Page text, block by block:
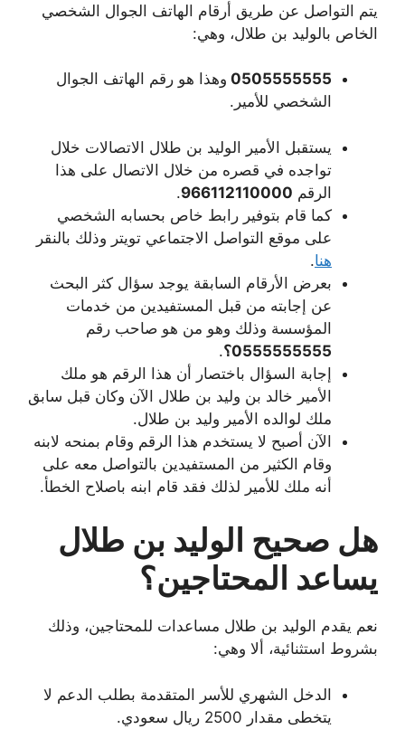
يتم التواصل عن طريق أرقام الهاتف الجوال الشخصي
الخاص بالوليد بن طلال، وهي:
0505555555 وهذا هو رقم الهاتف الجوال
الشخصي للأمير.
يستقبل الأمير الوليد بن طلال الاتصالات خلال
تواجده في قصره من خلال الاتصال على هذا
الرقم 966112110000
.
كما قام بتوفير رابط خاص بحسابه الشخصي
على موقع التواصل الاجتماعي تويتر وذلك بالنقر
هنا.
بعرض الأرقام السابقة يوجد سؤال كثر البحث
عن إجابته من قبل المستفيدين من خدمات
المؤسسة وذلك وهو من هو صاحب رقم
0555555555؟ .
إجابة السؤال باختصار أن هذا الرقم هو ملك
الأمير خالد بن وليد بن طلال الآن وكان قبل سابق
ملك لوالده الأمير وليد بن طلال.
الآن أصبح لا يستخدم هذا الرقم وقام بمنحه لابنه
وقام الكثير من المستفيدين بالتواصل معه على
أنه ملك للأمير لذلك فقد قام ابنه باصلاح الخطأ.
هل صحيح الوليد بن طلال
يساعد المحتاجين؟
نعم يقدم الوليد بن طلال مساعدات للمحتاجين، وذلك
بشروط استثنائية، ألا وهي:
الدخل الشهري للأسر المتقدمة بطلب الدعم لا
يتخطى مقدار 2500 ريال سعودي.